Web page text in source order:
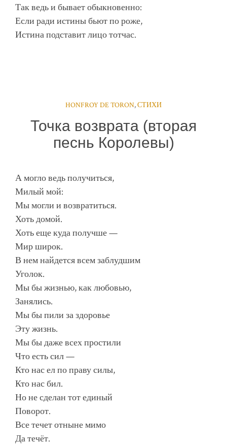
Так ведь и бывает обыкновенно:
Если ради истины бьют по роже,
Истина подставит лицо тотчас.
HONFROY DE TORON,СТИХИ
Точка возврата (вторая
песнь Королевы)
А могло ведь получиться,
Милый мой:
Мы могли и возвратиться.
Хоть домой.
Хоть еще куда получше —
Мир широк.
В нем найдется всем заблудшим
Уголок.
Мы бы жизнью, как любовью,
Занялись.
Мы бы пили за здоровье
Эту жизнь.
Мы бы даже всех простили
Что есть сил —
Кто нас ел по праву силы,
Кто нас бил.
Но не сделан тот единый
Поворот.
Все течет отныне мимо
Да течёт.